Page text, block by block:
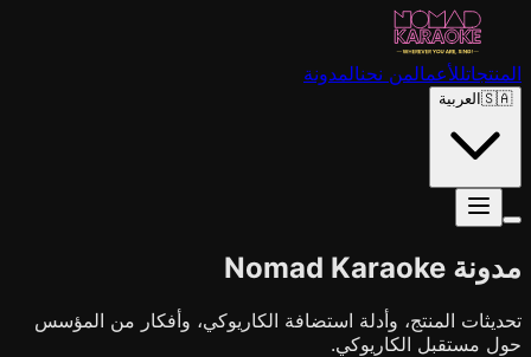
المنتجاتللأعمالمن نحنالمدونة
🇸🇦 العربية
مدونة Nomad Karaoke
تحديثات المنتج، وأدلة استضافة الكاريوكي، وأفكار من المؤسس
حول مستقبل الكاريوكي.